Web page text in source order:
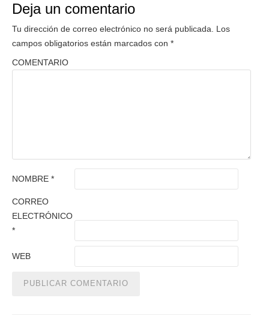
Deja un comentario
Tu dirección de correo electrónico no será publicada.
Los
campos obligatorios están marcados con *
COMENTARIO
NOMBRE *
CORREO
ELECTRÓNICO
*
WEB